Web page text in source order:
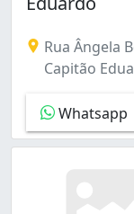
Rua Ângela
Capitão
Whatsapp